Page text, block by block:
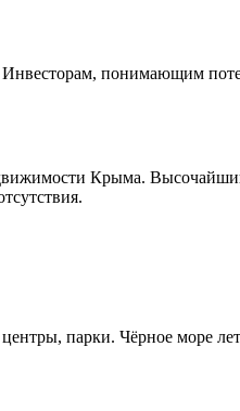
понимающим
Крыма.
парки. Чёрное море